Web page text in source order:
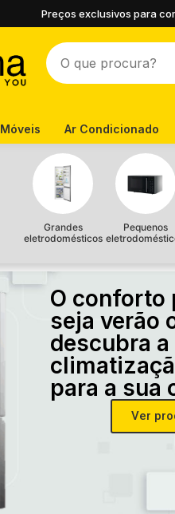
Preços exclusivos para
Móveis Ar Condicionado
Grandes
eletrodomésticos
Pequenos
O conforto
seja verão
descubra a
para a sua
Ver